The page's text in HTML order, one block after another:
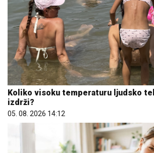
Koliko visoku temperaturu ljudsko
izdrži?
05. 08. 2026 14:12